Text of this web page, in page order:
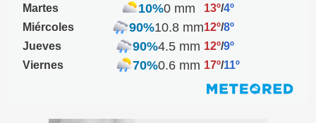
Martes 10%0 mm 13º/4º
Miércoles
90%10.8 mm12º/8º
Jueves
90%4.5 mm 12º/9º
Viernes
70%0.6 mm 17º/11º